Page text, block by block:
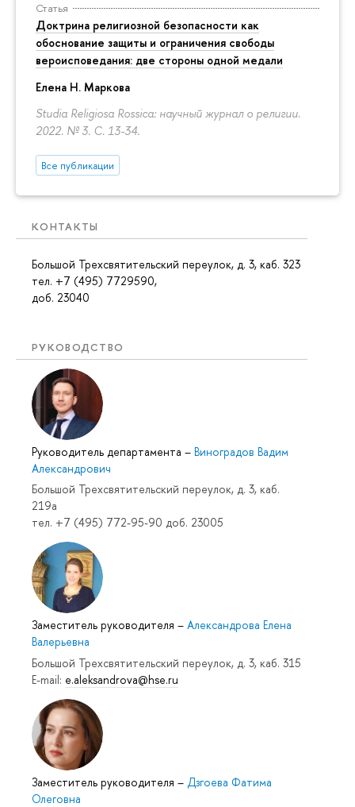
Статья
Доктрина религиозной безопасности как
обоснование защиты и ограничения свободы
вероисповедания: две стороны одной медали
Елена Н. Маркова
Studia Religiosa Rossica: научный журнал о религии.
2022. № 3. С. 13-34.
Все публикации
КОНТАКТЫ
Большой Трехсвятительский переулок, д. 3, каб. 323
тел. +7 (495) 7729590,
доб. 23040
РУКОВОДСТВО
Руководитель департамента – Виноградов Вадим
Александрович
Большой Трехсвятительский переулок, д. 3, каб.
219a
тел. +7 (495) 772-95-90 доб. 23005
Заместитель руководителя – Александрова Елена
Валерьевна
Большой Трехсвятительский переулок, д. 3, каб. 315
E-mail: e.aleksandrova@hse.ru
Заместитель руководителя – Дзгоева Фатима
Олеговна